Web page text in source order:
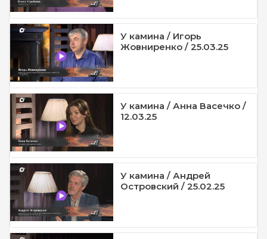
У камина / Игорь
Жовниренко / 25.03.25
У камина / Анна Васечко /
12.03.25
У камина / Андрей
Островский / 25.02.25